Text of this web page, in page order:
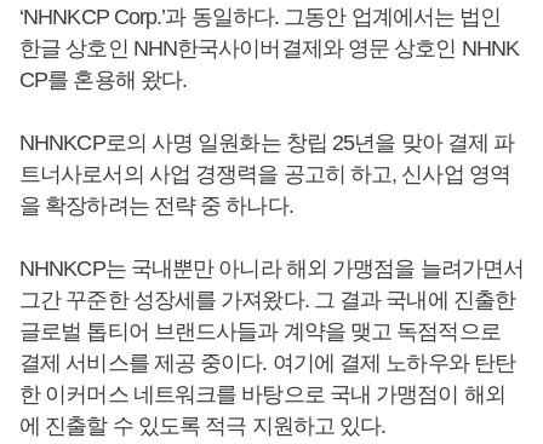
‘NHNKCP Corp.’과 동일하다. 그동안 업계에서는 법인
한글 상호인 NHN한국사이버결제와 영문 상호인 NHNK
CP를 혼용해 왔다.
NHNKCP로의 사명 일원화는 창립 25년을 맞아 결제 파
트너사로서의 사업 경쟁력을 공고히 하고, 신사업 영역
을 확장하려는 전략 중 하나다.
NHNKCP는 국내뿐만 아니라 해외 가맹점을 늘려가면서
그간 꾸준한 성장세를 가져왔다. 그 결과 국내에 진출한
글로벌 톱티어 브랜드사들과 계약을 맺고 독점적으로
결제 서비스를 제공 중이다. 여기에 결제 노하우와 탄탄
한 이커머스 네트워크를 바탕으로 국내 가맹점이 해외
에 진출할 수 있도록 적극 지원하고 있다.